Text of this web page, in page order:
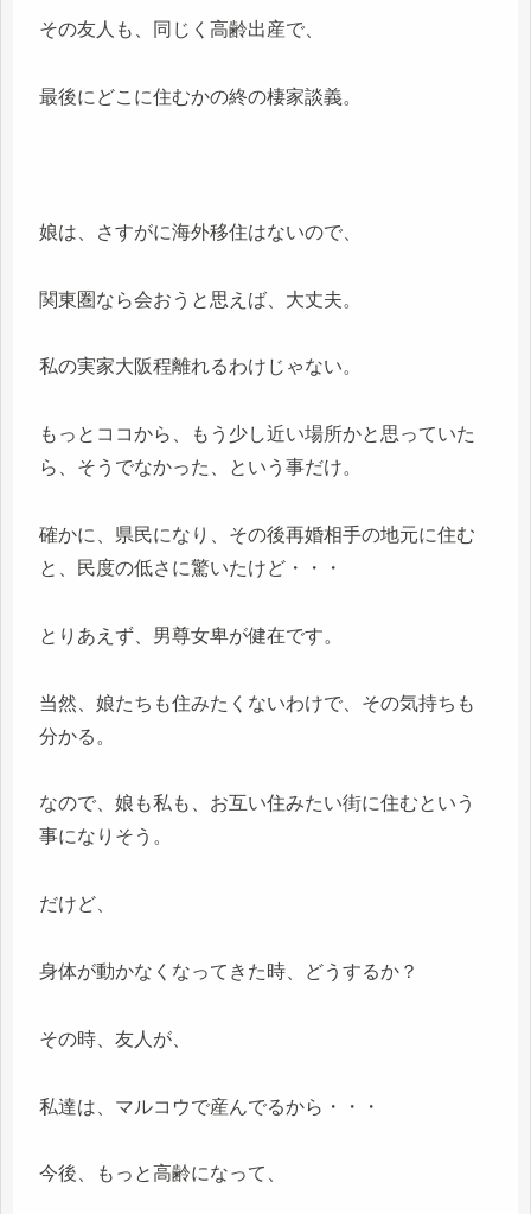
その友人も、同じく高齢出産で、
最後にどこに住むかの終の棲家談義。
娘は、さすがに海外移住はないので、
関東圏なら会おうと思えば、大丈夫。
私の実家大阪程離れるわけじゃない。
もっとココから、もう少し近い場所かと思っていた
ら、そうでなかった、という事だけ。
確かに、県民になり、その後再婚相手の地元に住む
と、民度の低さに驚いたけど・・・
とりあえず、男尊女卑が健在です。
当然、娘たちも住みたくないわけで、その気持ちも
分かる。
なので、娘も私も、お互い住みたい街に住むという
事になりそう。
だけど、
身体が動かなくなってきた時、どうするか？
その時、友人が、
私達は、マルコウで産んでるから・・・
今後、もっと高齢になって、